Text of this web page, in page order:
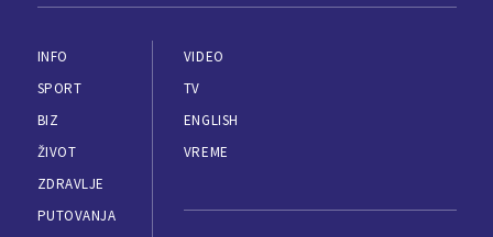
INFO
SPORT
BIZ
ŽIVOT
ZDRAVLJE
PUTOVANJA
VIDEO
TV
ENGLISH
VREME